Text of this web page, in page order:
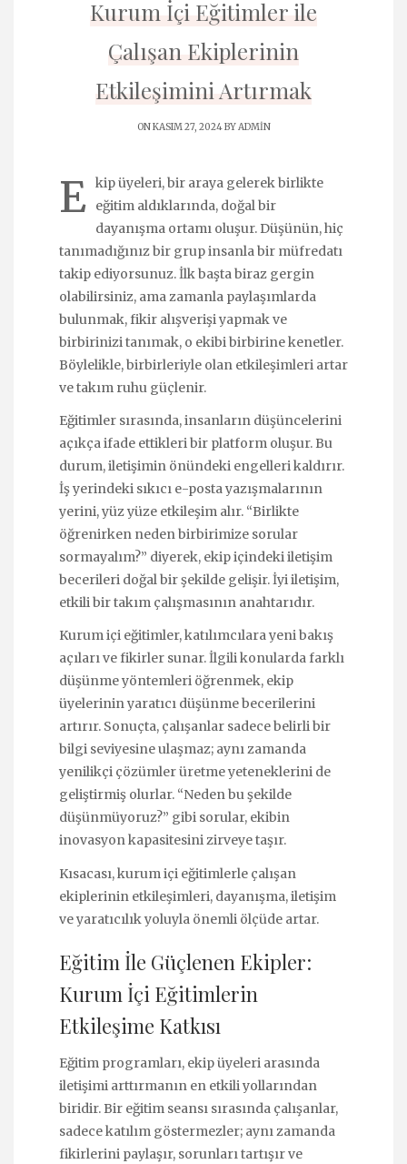
Kurum İçi Eğitimler ile
Çalışan Ekiplerinin
Etkileşimini Artırmak
ON KASIM 27, 2024 BYADMIN
E kip üyeleri, bir araya gelerek birlikte
eğitim aldıklarında, doğal bir
dayanışma ortamı oluşur. Düşünün, hiç
tanımadığınız bir grup insanla bir müfredatı
takip ediyorsunuz. İlk başta biraz gergin
olabilirsiniz, ama zamanla paylaşımlarda
bulunmak, fikir alışverişi yapmak ve
birbirinizi tanımak, o ekibi birbirine kenetler.
Böylelikle, birbirleriyle olan etkileşimleri artar
ve takım ruhu güçlenir.
Eğitimler sırasında, insanların düşüncelerini
açıkça ifade ettikleri bir platform oluşur. Bu
durum, iletişimin önündeki engelleri kaldırır.
İş yerindeki sıkıcı e-posta yazışmalarının
yerini, yüz yüze etkileşim alır. “Birlikte
öğrenirken neden birbirimize sorular
sormayalım?” diyerek, ekip içindeki iletişim
becerileri doğal bir şekilde gelişir. İyi iletişim,
etkili bir takım çalışmasının anahtarıdır.
Kurum içi eğitimler, katılımcılara yeni bakış
açıları ve fikirler sunar. İlgili konularda farklı
düşünme yöntemleri öğrenmek, ekip
üyelerinin yaratıcı düşünme becerilerini
artırır. Sonuçta, çalışanlar sadece belirli bir
bilgi seviyesine ulaşmaz; aynı zamanda
yenilikçi çözümler üretme yeteneklerini de
geliştirmiş olurlar. “Neden bu şekilde
düşünmüyoruz?” gibi sorular, ekibin
inovasyon kapasitesini zirveye taşır.
Kısacası, kurum içi eğitimlerle çalışan
ekiplerinin etkileşimleri, dayanışma, iletişim
ve yaratıcılık yoluyla önemli ölçüde artar.
Eğitim İle Güçlenen Ekipler:
Kurum İçi Eğitimlerin
Etkileşime Katkısı
Eğitim programları, ekip üyeleri arasında
iletişimi arttırmanın en etkili yollarından
biridir. Bir eğitim seansı sırasında çalışanlar,
sadece katılım göstermezler; aynı zamanda
fikirlerini paylaşır, sorunları tartışır ve